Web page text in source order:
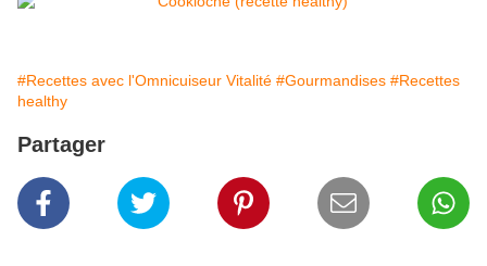
#Recettes avec l'Omnicuiseur Vitalité #Gourmandises #Recettes
healthy
Partager